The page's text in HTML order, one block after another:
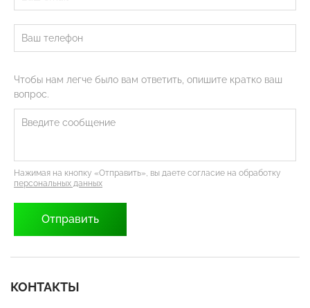
Чтобы нам легче было вам ответить, опишите кратко ваш
вопрос.
Нажимая на кнопку «Отправить», вы даете согласие на обработку
персональных данных
КОНТАКТЫ